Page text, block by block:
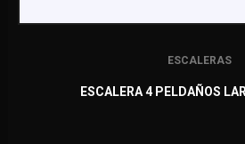
ESCALERAS
ESCALERA 4 PELDAÑOS